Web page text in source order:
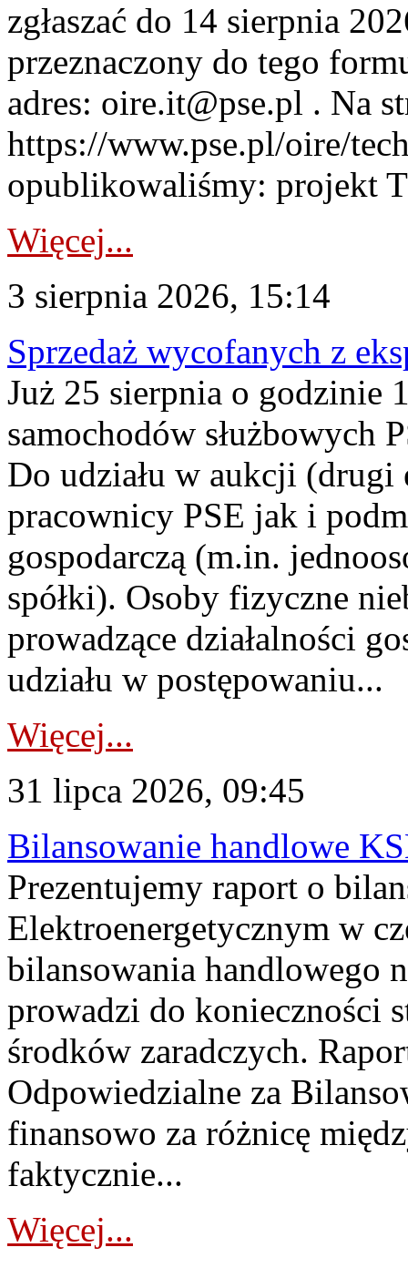
zgłaszać do 14 sierpnia
przeznaczony do tego
adres: oire.it@pse.pl . Na
https://www.pse.pl/oire/
opublikowaliśmy: projekt
Więcej...
3 sierpnia 2026, 15:14
Sprzedaż wycofanych z
Już 25 sierpnia o godzinie
samochodów służbowych
Do udziału w aukcji (drugi
pracownicy PSE jak i
gospodarczą (m.in.
spółki). Osoby fizyczne
prowadzące działalności
udziału w postępowaniu...
Więcej...
31 lipca 2026, 09:45
Bilansowanie handlowe
Prezentujemy raport o
Elektroenergetycznym w
bilansowania handlowego
prowadzi do konieczności
środków zaradczych.
Odpowiedzialne za
finansowo za różnicę
faktycznie...
Więcej...